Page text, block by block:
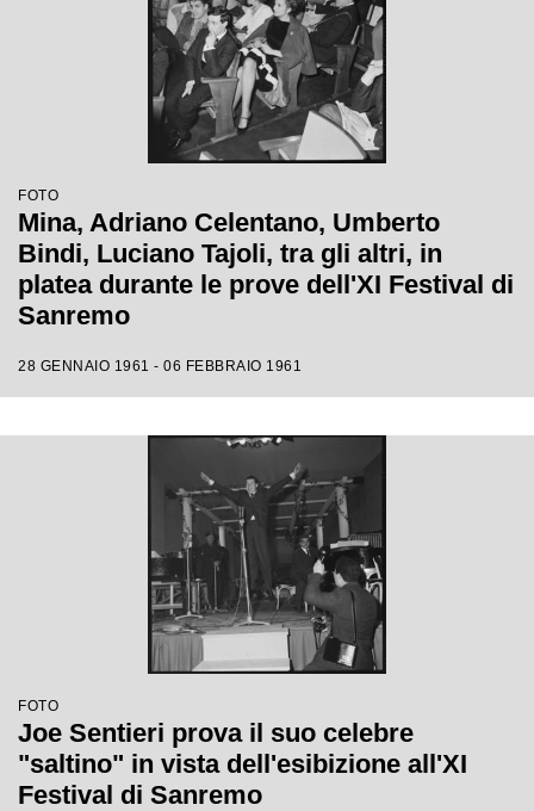
FOTO
Mina, Adriano Celentano, Umberto
Bindi, Luciano Tajoli, tra gli altri, in
platea durante le prove dell'XI Festival di
Sanremo
28 GENNAIO 1961 - 06 FEBBRAIO 1961
FOTO
Joe Sentieri prova il suo celebre
"saltino" in vista dell'esibizione all'XI
Festival di Sanremo